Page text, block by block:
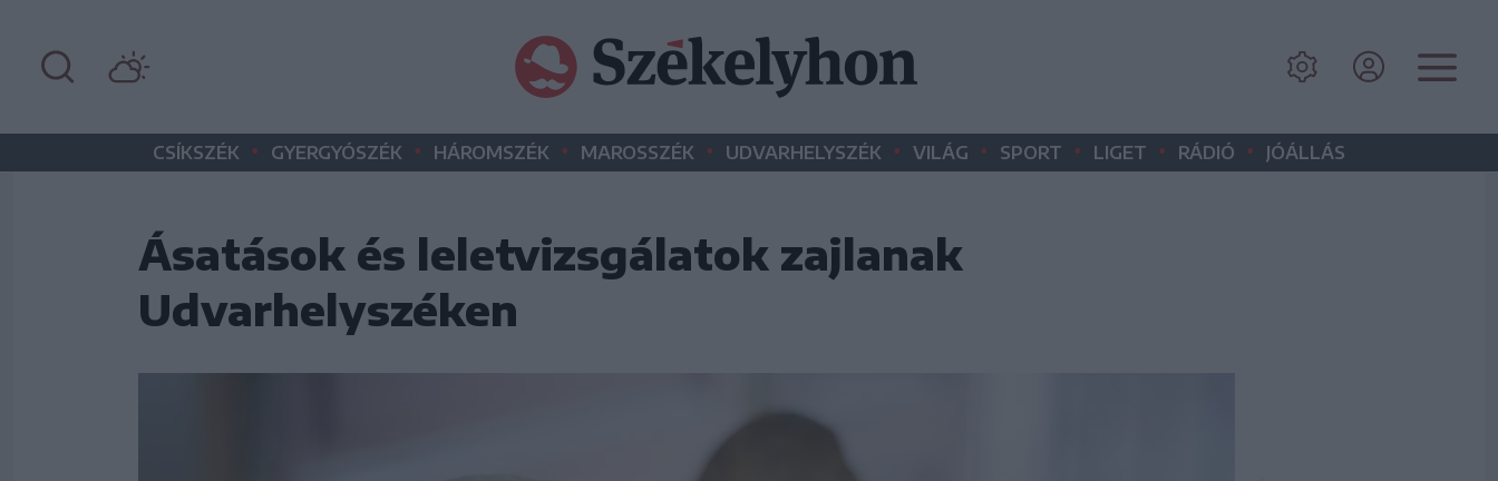
CSÍKSZÉK • GYERGYÓSZÉK • HÁROMSZÉK • MAROSSZÉK • UDVARHELYSZÉK • VILÁG • SPORT • LIGET • RÁDIÓ • JÓÁLLÁS
Ásatások és leletvizsgálatok zajlanak
Udvarhelyszéken